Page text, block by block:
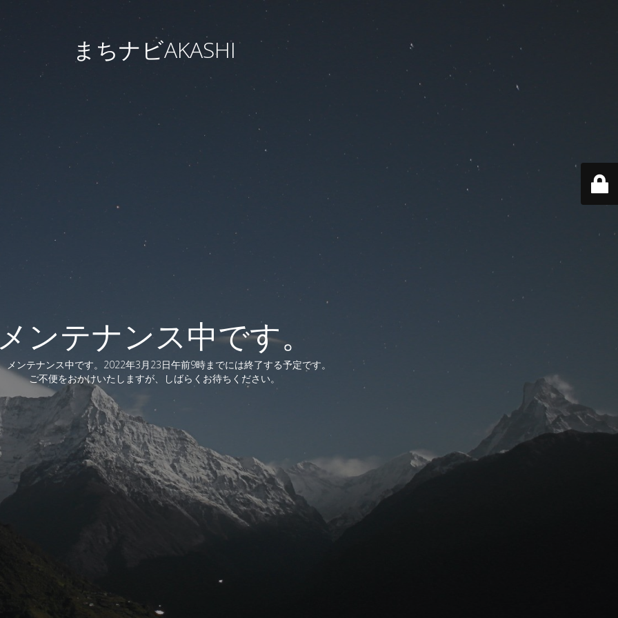
まちナビAKASHI
ンテナンス中です。
メンテナンス中です。2022年3月23日午前9時までには終了する予定です。
ご不便をおかけいたしますが、しばらくお待ちください。